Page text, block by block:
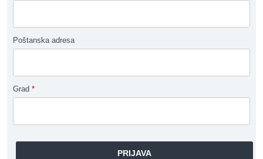
Poštanska adresa
Grad *